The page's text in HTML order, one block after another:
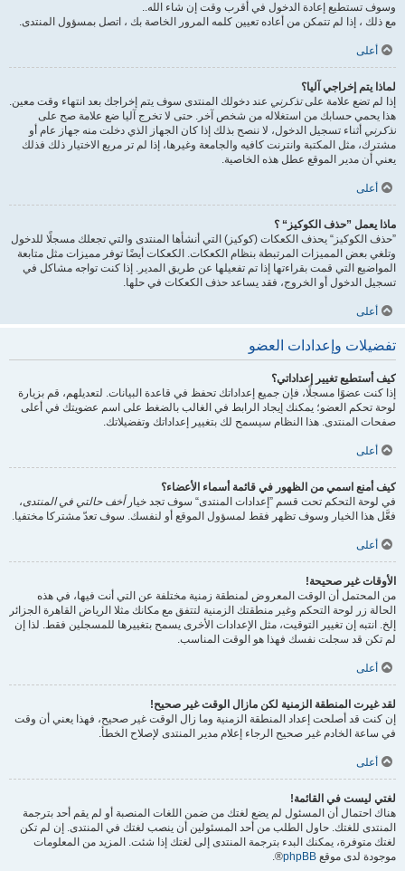
وسوف تستطيع إعادة الدخول في أقرب وقت إن شاء الله..
مع ذلك ، إذا لم تتمكن من أعاده تعيين كلمه المرور الخاصة بك ، اتصل بمسؤول المنتدى.
أعلى
لماذا يتم إخراجي آليا؟
إذا لم تضع علامة علىتذكرني عند دخولك المنتدى سوف يتم إخراجك بعد انتهاء وقت معين.
هذا يحمي حسابك من استغلاله من شخص آخر. حتى لا تخرج آليا ضع علامة صح على
تذكرني أثناء تسجيل الدخول، لا ننصح بذلك إذا كان الجهاز الذي دخلت منه جهاز عام أو
مشترك، مثل المكتبة وانترنت كافيه والجامعة وغيرها، إذا لم تر مربع الاختيار ذلك فذلك
يعني أن مدير الموقع عطل هذه الخاصية.
أعلى
ماذا يعمل ”حذف الكوكيز“ ؟
”حذف الكوكيز“ يحذف الكعكات (كوكيز) التي أنشأها المنتدى والتي تجعلك مسجلًا للدخول
وتلغي بعض المميزات المرتبطة بنظام الكعكات. الكعكات أيضًا توفر مميزات مثل متابعة
المواضيع التي قمت بقراءتها إذا تم تفعيلها عن طريق المدير. إذا كنت تواجه مشاكل في
تسجيل الدخول أو الخروج، فقد يساعد حذف الكعكات في حلها.
أعلى
تفضيلات وإعدادات العضو
كيف أستطيع تغيير إعداداتي؟
إذا كنت عضوًا مسجلًا، فإن جميع إعداداتك تحفظ في قاعدة البيانات. لتعديلهم، قم بزيارة
لوحة تحكم العضو؛ يمكنك إيجاد الرابط في الغالب بالضغط على اسم عضويتك في أعلى
صفحات المنتدى. هذا النظام سيسمح لك بتغيير إعداداتك وتفضيلاتك.
أعلى
كيف أمنع اسمي من الظهور في قائمة أسماء الأعضاء؟
في لوحة التحكم تحت قسم ”إعدادات المنتدى“ سوف تجد خيارأخف حالتي في المنتدى،
فعَّل هذا الخيار وسوف تظهر فقط لمسؤول الموقع أو لنفسك. سوف تعدّ مشتركا مختفيا.
أعلى
الأوقات غير صحيحة!
من المحتمل أن الوقت المعروض لمنطقة زمنية مختلفة عن التي أنت فيها، في هذه
الحالة زر لوحة التحكم وغير منطقتك الزمنية لتتفق مع مكانك مثلا الرياض القاهرة الجزائر
إلخ. انتبه إن تغيير التوقيت، مثل الإعدادات الأخرى يسمح بتغييرها للمسجلين فقط. لذا إن
لم تكن قد سجلت نفسك فهذا هو الوقت المناسب.
أعلى
لقد غيرت المنطقة الزمنية لكن مازال الوقت غير صحيح!
إن كنت قد أصلحت إعداد المنطقة الزمنية وما زال الوقت غير صحيح، فهذا يعني أن وقت
في ساعة الخادم غير صحيح الرجاء إعلام مدير المنتدى لإصلاح الخطأ.
أعلى
لغتي ليست في القائمة!
هناك احتمال أن المسئول لم يضع لغتك من ضمن اللغات المنصبة أو لم يقم أحد بترجمة
المنتدى للغتك. حاول الطلب من أحد المسئولين أن ينصب لغتك في المنتدى. إن لم تكن
لغتك متوفرة، يمكنك البدء بترجمة المنتدى إلى لغتك إذا شئت. المزيد من المعلومات
موجودة لدى موقع phpBB
®.